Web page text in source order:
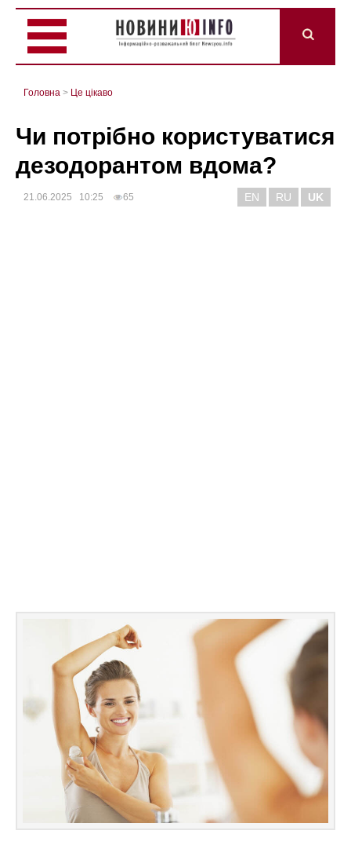
Головна > Це цікаво
Чи потрібно користуватися
дезодорантом вдома?
21.06.2025 10:25 65 EN RU UK